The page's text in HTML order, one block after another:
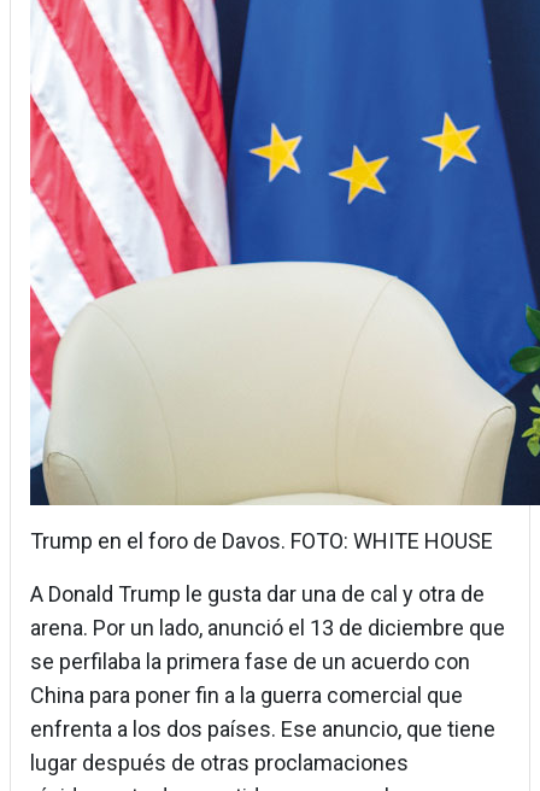
Trump en el foro de Davos. FOTO: WHITE HOUSE
A Donald Trump le gusta dar una de cal y otra de
arena. Por un lado, anunció el 13 de diciembre que
se perfilaba la primera fase de un acuerdo con
China para poner fin a la guerra comercial que
enfrenta a los dos países. Ese anuncio, que tiene
lugar después de otras proclamaciones